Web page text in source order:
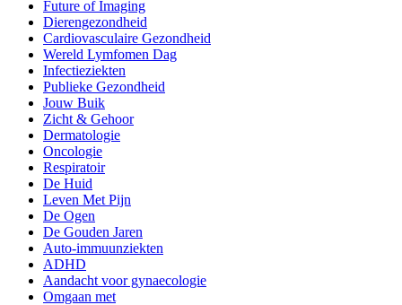
Future of Imaging
Dierengezondheid
Cardiovasculaire Gezondheid
Wereld Lymfomen Dag
Infectieziekten
Publieke Gezondheid
Jouw Buik
Zicht & Gehoor
Dermatologie
Oncologie
Respiratoir
De Huid
Leven Met Pijn
De Ogen
De Gouden Jaren
Auto-immuunziekten
ADHD
Aandacht voor gynaecologie
Omgaan met